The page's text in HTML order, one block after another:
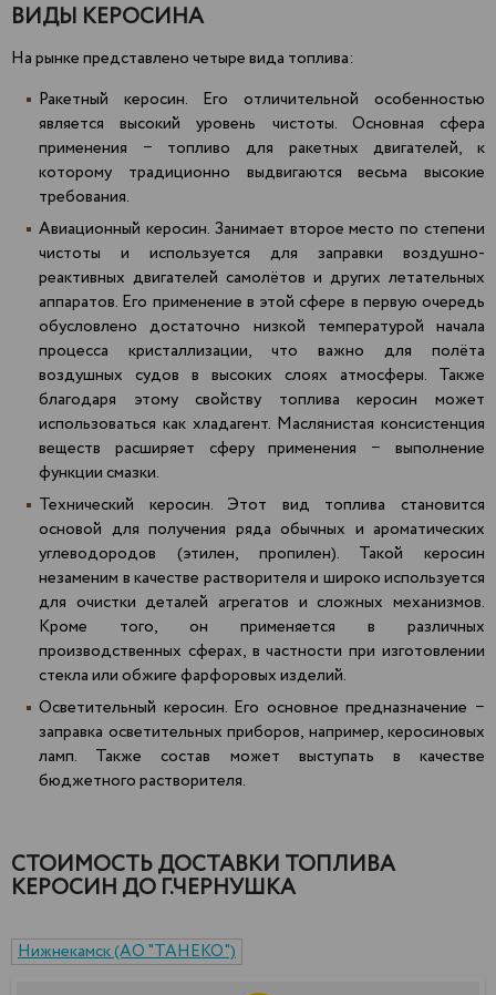
ВИДЫ КЕРОСИНА
На рынке представлено четыре вида топлива:
Ракетный керосин. Его отличительной особенностью
является высокий уровень чистоты. Основная сфера
применения − топливо для ракетных двигателей, к
которому традиционно выдвигаются весьма высокие
требования.
Авиационный керосин. Занимает второе место по степени
чистоты и используется для заправки воздушно-
реактивных двигателей самолётов и других летательных
аппаратов. Его применение в этой сфере в первую очередь
обусловлено достаточно низкой температурой начала
процесса кристаллизации, что важно для полёта
воздушных судов в высоких слоях атмосферы. Также
благодаря этому свойству топлива керосин может
использоваться как хладагент. Маслянистая консистенция
веществ расширяет сферу применения − выполнение
функции смазки.
Технический керосин. Этот вид топлива становится
основой для получения ряда обычных и ароматических
углеводородов (этилен, пропилен). Такой керосин
незаменим в качестве растворителя и широко используется
для очистки деталей агрегатов и сложных механизмов.
Кроме того, он применяется в различных
производственных сферах, в частности при изготовлении
стекла или обжиге фарфоровых изделий.
Осветительный керосин. Его основное предназначение −
заправка осветительных приборов, например, керосиновых
ламп. Также состав может выступать в качестве
бюджетного растворителя.
СТОИМОСТЬ ДОСТАВКИ ТОПЛИВА
КЕРОСИН ДО Г.ЧЕРНУШКА
Нижнекамск (АО "ТАНЕКО")